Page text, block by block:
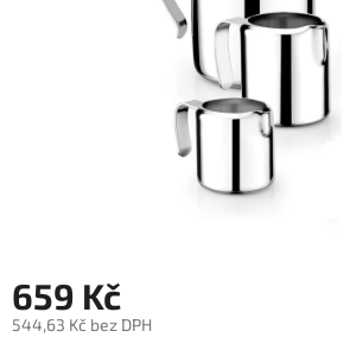
659 Kč
544,63 Kč bez DPH